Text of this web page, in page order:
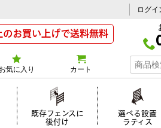
ログイ
お買い上げで送料無料
お気に入り カート
既存フェンスに
後付け
選べる設置
ラティス